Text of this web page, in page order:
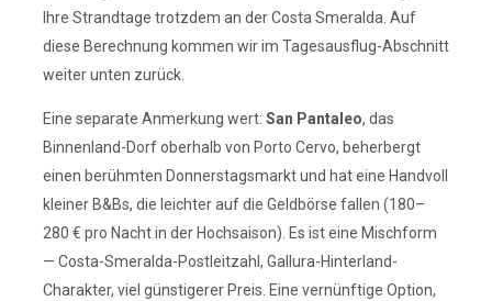
Ihre Strandtage trotzdem an der Costa Smeralda. Auf
diese Berechnung kommen wir im Tagesausflug-Abschnitt
weiter unten zurück.
Eine separate Anmerkung wert: San Pantaleo, das
Binnenland-Dorf oberhalb von Porto Cervo, beherbergt
einen berühmten Donnerstagsmarkt und hat eine Handvoll
kleiner B&Bs, die leichter auf die Geldbörse fallen (180–
280 € pro Nacht in der Hochsaison). Es ist eine Mischform
— Costa-Smeralda-Postleitzahl, Gallura-Hinterland-
Charakter, viel günstigerer Preis. Eine vernünftige Option,